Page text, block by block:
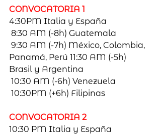
CONVOCATORIA 1
4:30PM Italia y España
8:30 AM (-8h) Guatemala
Panamá, Perú 11:30 AM (-5h)
Brasil y Argentina
10:30 AM (-6h) Venezuela
10:30PM (+6h) Filipinas
CONVOCATORIA 2
10:30 PM Italia y España